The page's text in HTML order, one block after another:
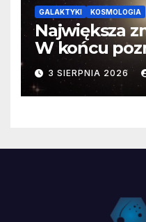
GALAKTYKI KOSMOLOGIA
Największa
W końcu
faktyczne
3 SIERPNIA 2026